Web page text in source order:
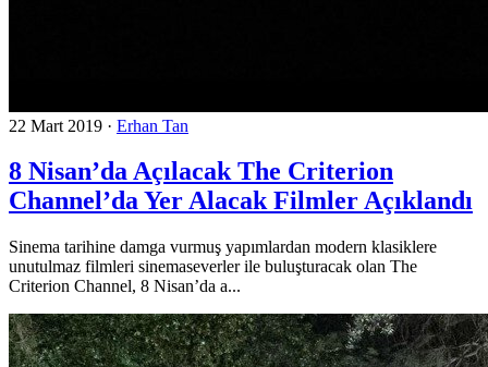
22 Mart 2019 · Erhan Tan
8 Nisan’da Açılacak The Criterion
Channel’da Yer Alacak Filmler Açıklandı
Sinema tarihine damga vurmuş yapımlardan modern klasiklere
unutulmaz filmleri sinemaseverler ile buluşturacak olan The
Criterion Channel, 8 Nisan’da a...